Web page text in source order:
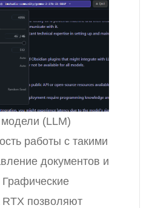
(LLM)
работы с такими
документов и
позволяют